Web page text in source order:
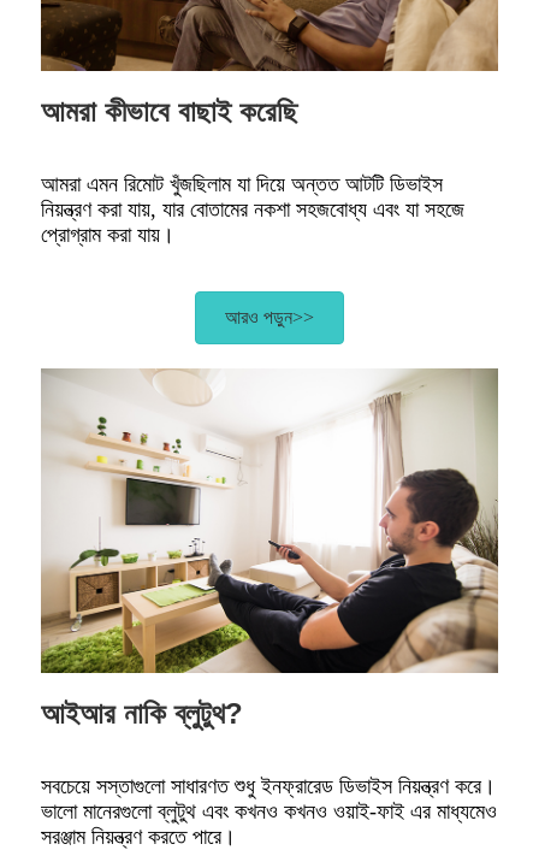
আমরা কীভাবে বাছাই করেছি
আমরা এমন রিমোট খুঁজছিলাম যা দিয়ে অন্তত আটটি ডিভাইস
নিয়ন্ত্রণ করা যায়, যার বোতামের নকশা সহজবোধ্য এবং যা সহজে
প্রোগ্রাম করা যায়।
আরও পড়ুন>>
আইআর নাকি ব্লুটুথ?
সবচেয়ে সস্তাগুলো সাধারণত শুধু ইনফ্রারেড ডিভাইস নিয়ন্ত্রণ করে।
ভালো মানেরগুলো ব্লুটুথ এবং কখনও কখনও ওয়াই-ফাই এর মাধ্যমেও
সরঞ্জাম নিয়ন্ত্রণ করতে পারে।